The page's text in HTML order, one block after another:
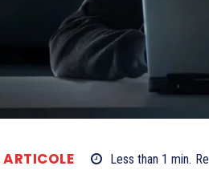
ARTICOLE Less than 1 min.